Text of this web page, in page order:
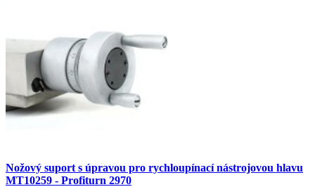
Nožový suport s úpravou pro rychloupínací nástrojovou hlavu
MT10259 - Profiturn 2970